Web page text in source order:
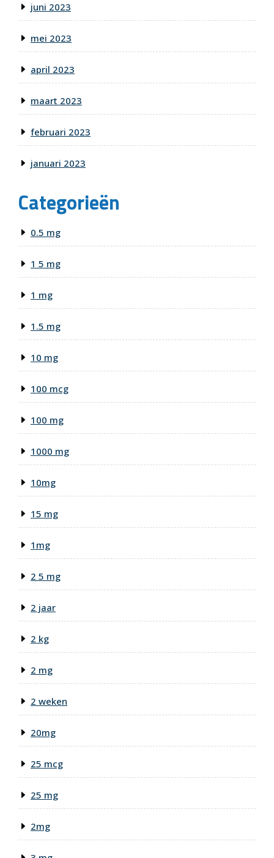
juni 2023
mei 2023
april 2023
maart 2023
februari 2023
januari 2023
Categorieën
0.5 mg
1 5 mg
1 mg
1.5 mg
10 mg
100 mcg
100 mg
1000 mg
10mg
15 mg
1mg
2 5 mg
2 jaar
2 kg
2 mg
2 weken
20mg
25 mcg
25 mg
2mg